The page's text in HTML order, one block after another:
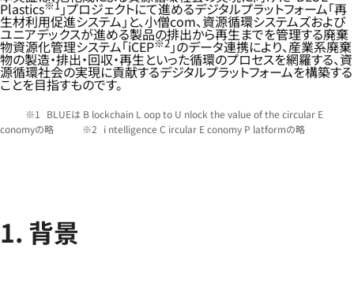
Plastics※1」プロジェクトにて進めるデジタルプラットフォーム「再
生材利用促進システム」と、小僧com、資源循環システムズおよび
ユニアデックスが進める製品の排出から再生までを管理する廃棄
物資源化管理システム「iCEP※2」のデータ連携により、産業系廃棄
物の製造・排出・回収・再生といった循環のプロセスを網羅する、資
源循環社会の実現に貢献するデジタルプラットフォームを構築する
ことを目指すものです。
BLUEは B lockchain L oop to U nlock the value of the circular E
conomyの略
i ntelligence C ircular E conomy P latformの略
1. 背景